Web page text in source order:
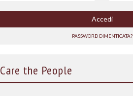
Accedi
PASSWORD DIMENTICATA?
Care the People